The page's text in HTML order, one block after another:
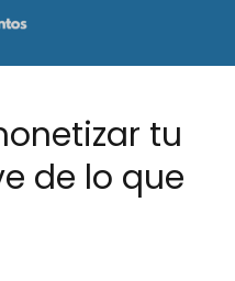
tu
de lo que